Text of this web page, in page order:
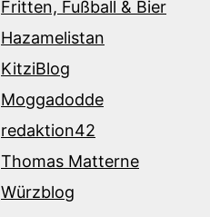
Fritten, Fußball & Bier
Hazamelistan
KitziBlog
Moggadodde
redaktion42
Thomas Matterne
Würzblog